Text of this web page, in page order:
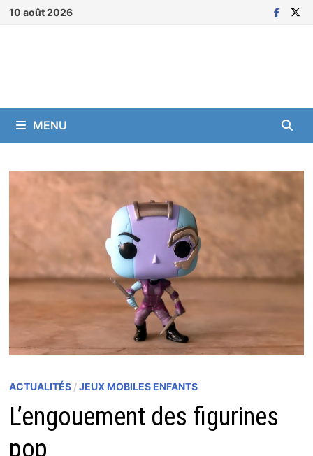
Passer
10 août 2026
MENU
ACTUALITÉS/JEUX MOBILES ENFANTS
L’engouement des figurines
pop